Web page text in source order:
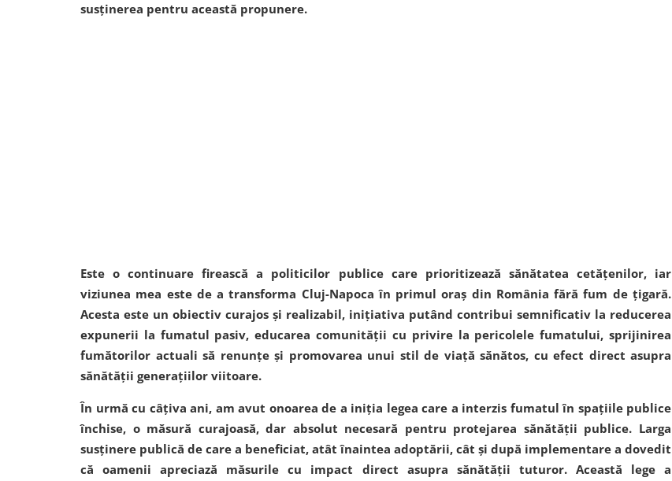
susținerea pentru această propunere.
Este o continuare firească a politicilor publice care prioritizează sănătatea cetățenilor, iar
viziunea mea este de a transforma Cluj-Napoca în primul oraș din România fără fum de țigară.
Acesta este un obiectiv curajos și realizabil, inițiativa putând contribui semnificativ la reducerea
expunerii la fumatul pasiv, educarea comunității cu privire la pericolele fumatului, sprijinirea
fumătorilor actuali să renunțe și promovarea unui stil de viață sănătos, cu efect direct asupra
sănătății generațiilor viitoare.
În urmă cu câțiva ani, am avut onoarea de a iniția legea care a interzis fumatul în spațiile publice
închise, o măsură curajoasă, dar absolut necesară pentru protejarea sănătății publice. Larga
susținere publică de care a beneficiat, atât înaintea adoptării, cât și după implementare a dovedit
că oamenii apreciază măsurile cu impact direct asupra sănătății tuturor. Această lege a